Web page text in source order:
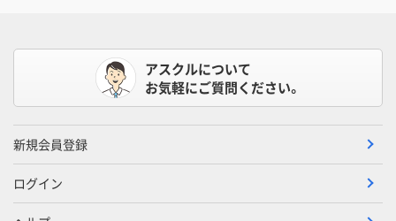
アスクルについて
お気軽にご質問ください。
新規会員登録
ログイン